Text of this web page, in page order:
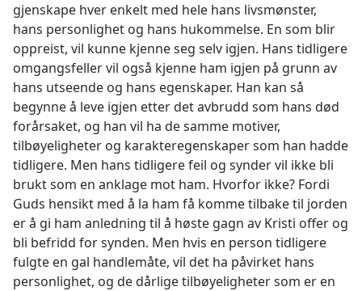
gjenskape hver enkelt med hele hans livsmønster,
hans personlighet og hans hukommelse. En som blir
oppreist, vil kunne kjenne seg selv igjen. Hans tidligere
omgangsfeller vil også kjenne ham igjen på grunn av
hans utseende og hans egenskaper. Han kan så
begynne å leve igjen etter det avbrudd som hans død
forårsaket, og han vil ha de samme motiver,
tilbøyeligheter og karakteregenskaper som han hadde
tidligere. Men hans tidligere feil og synder vil ikke bli
brukt som en anklage mot ham. Hvorfor ikke? Fordi
Guds hensikt med å la ham få komme tilbake til jorden
er å gi ham anledning til å høste gagn av Kristi offer og
bli befridd for synden. Men hvis en person tidligere
fulgte en gal handlemåte, vil det ha påvirket hans
personlighet, og de dårlige tilbøyeligheter som er en